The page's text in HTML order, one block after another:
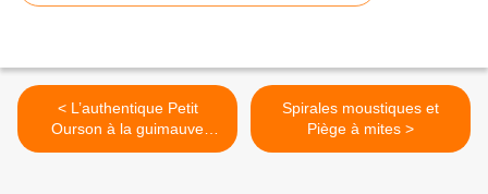
< L’authentique Petit
Ourson à la guimauve
Cemoi
Spirales moustiques et
Piège à mites >